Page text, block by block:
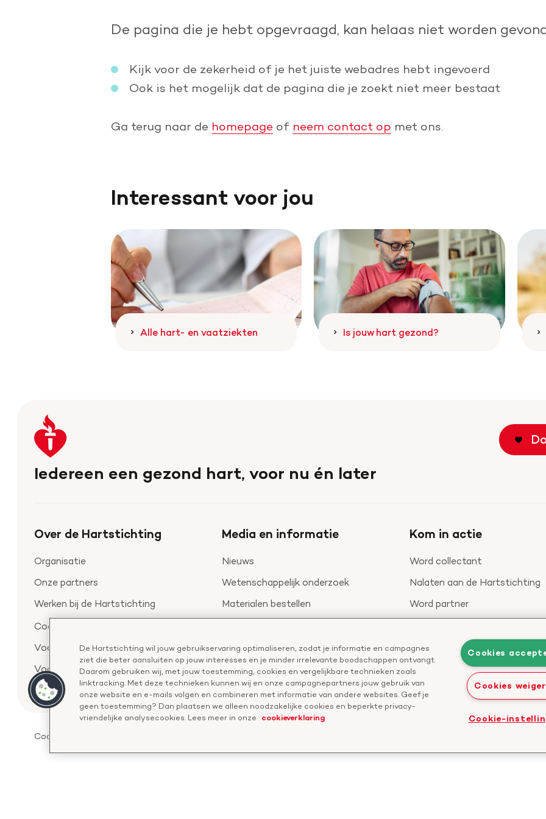
Geef periodiek Word burgerhulpverlener
De pagina die je hebt opgevraagd, kan helaas niet worden
Kijk voor de zekerheid of je het juiste webadres hebt ingevoerd
Ook is het mogelijk dat de pagina die je zoekt niet meer bestaat
Ga terug naar de homepage of neem contact op met ons.
Interessant voor jou
Alle hart- en vaatziekten Is jouw hart gezond?
Keer
terug
naar
de
Iedereen een gezond hart, voor nu én later
Over de Hartstichting
Organisatie
Onze partners
Werken bij de Hartstichting
Cookie-instellingen
Voor de pers
Voor de wetenschappers
Media en informatie
Nieuws
Wetenschappelijk onderzoek
Materialen bestellen
Kom in actie
Word collectant
Nalaten aan de Hartstichting
Word partner
Geef ter nagedachtenis
Start een actie
Cookies
De Hartstichting wil jouw gebruikservaring optimaliseren, zodat je informatie en campagnes
ziet die beter aansluiten op jouw interesses en je minder irrelevante boodschappen ontvangt.
Daarom gebruiken wij, met jouw toestemming, cookies en vergelijkbare technieken zoals
linktracking. Met deze technieken kunnen wij en onze campagnepartners jouw gebruik van
onze website en e-mails volgen en combineren met informatie van andere websites. Geef je
geen toestemming? Dan plaatsen we alleen noodzakelijke cookies en beperkte privacy-
vriendelijke analysecookies. Lees meer in onze
cookieverklaring
Cookies
Cookies
Cookie-